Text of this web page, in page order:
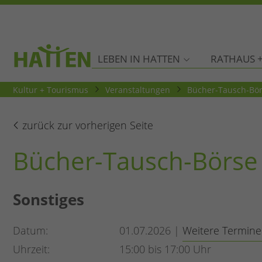
LEBEN IN HATTEN RATHAUS
Kultur + Tourismus Veranstaltungen Bücher-Tausch-
zurück zur vorherigen Seite
Bücher-Tausch-Börse
Sonstiges
Datum 01.07.2026 | Weitere
Uhrzeit
15:00 bis 17:00 Uhr